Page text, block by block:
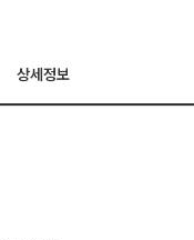
상세정보